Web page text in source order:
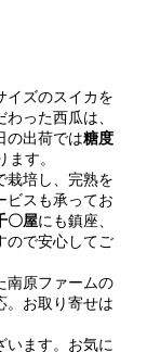
イズのスイカを
った西瓜は、
の出荷では糖度
す。
栽培し、完熟を
ビスも承ってお
〇屋にも鎮座、
ので安心してご
南原ファームの
。お取り寄せは
います。お気に